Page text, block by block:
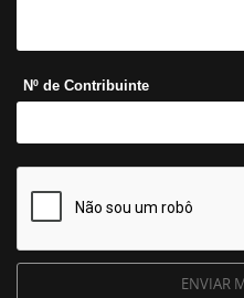
Nº de Contribuinte